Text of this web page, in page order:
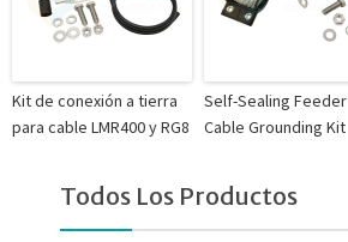
Kit de conexión a tierra
para cable LMR400 y RG8
Self-Sealing Feeder
Cable Grounding Kit
Todos Los Productos